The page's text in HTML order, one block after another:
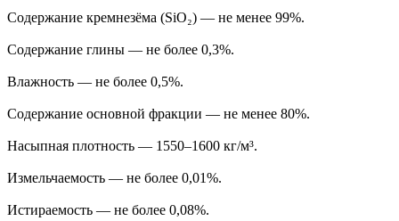
Содержание кремнезёма (SiO₂) — не менее 99%.
Содержание глины — не более 0,3%.
Влажность — не более 0,5%.
Содержание основной фракции — не менее 80%.
Насыпная плотность — 1550–1600 кг/м³.
Измельчаемость — не более 0,01%.
Истираемость — не более 0,08%.